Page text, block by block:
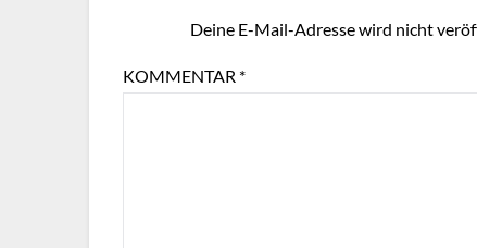
Deine E-Mail-Adresse wird nicht
KOMMENTAR *